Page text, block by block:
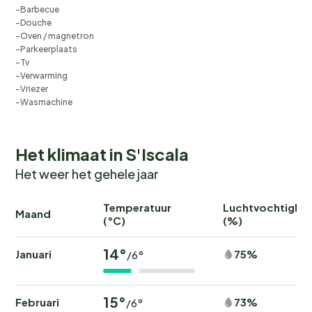
Barbecue
Douche
Oven / magnetron
Parkeerplaats
Tv
Verwarming
Vriezer
Wasmachine
Het klimaat in S'Iscala
Het weer het gehele jaar
Maand
Temperatuur
(°C)
(%)
Januari 14° /6° 75%
Februari 15° /6° 73%